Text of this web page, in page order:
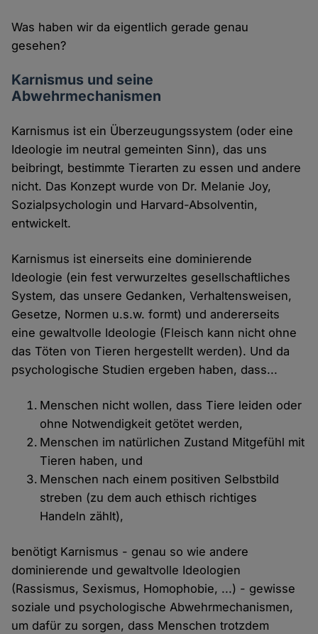
Was haben wir da eigentlich gerade genau
gesehen?
Karnismus und seine
Abwehrmechanismen
Karnismus ist ein Überzeugungssystem (oder eine
Ideologie im neutral gemeinten Sinn), das uns
beibringt, bestimmte Tierarten zu essen und andere
nicht. Das Konzept wurde von Dr. Melanie Joy,
Sozialpsychologin und Harvard-Absolventin,
entwickelt.
Karnismus ist einerseits eine dominierende
Ideologie (ein fest verwurzeltes gesellschaftliches
System, das unsere Gedanken, Verhaltensweisen,
Gesetze, Normen u.s.w. formt) und andererseits
eine gewaltvolle Ideologie (Fleisch kann nicht ohne
das Töten von Tieren hergestellt werden). Und da
psychologische Studien ergeben haben, dass...
Menschen nicht wollen, dass Tiere leiden oder
ohne Notwendigkeit getötet werden,
Menschen im natürlichen Zustand Mitgefühl mit
Tieren haben, und
Menschen nach einem positiven Selbstbild
streben (zu dem auch ethisch richtiges
Handeln zählt),
benötigt Karnismus - genau so wie andere
dominierende und gewaltvolle Ideologien
(Rassismus, Sexismus, Homophobie, ...) - gewisse
soziale und psychologische Abwehrmechanismen,
um dafür zu sorgen, dass Menschen trotzdem